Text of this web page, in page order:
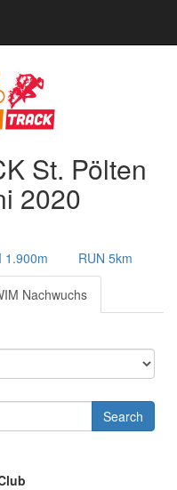
St. Pölten
2020
1.900m RUN 5km
Nachwuchs
Search